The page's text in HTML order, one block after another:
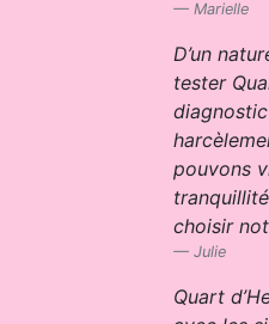
Marielle
D’un
tester
pouvons
choisir
Julie
Quart